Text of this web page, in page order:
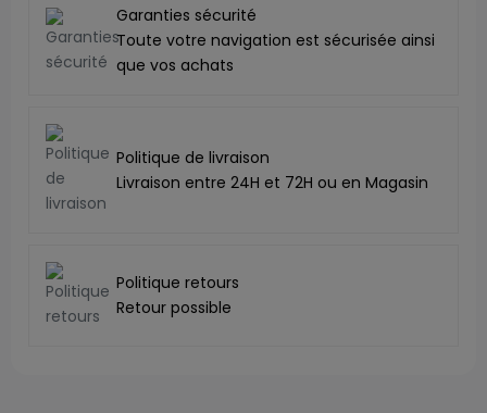
Garanties sécurité
Toute votre navigation est sécurisée ainsi
que vos achats
Politique de livraison
Livraison entre 24H et 72H ou en Magasin
Politique retours
Retour possible